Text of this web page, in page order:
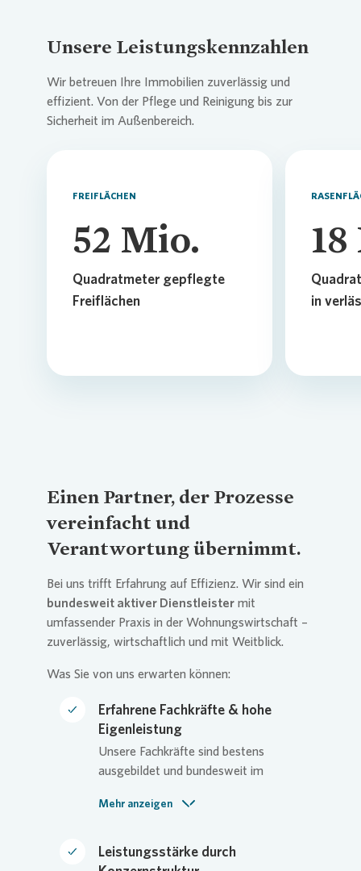
Unsere Leistungskennzahlen
Wir betreuen Ihre Immobilien zuverlässig und
effizient. Von der Pflege und Reinigung bis zur
Sicherheit im Außenbereich.
FREIFLÄCHEN
52 Mio.
Quadratmeter gepflegte
Freiflächen
18
in
Einen Partner, der Prozesse
vereinfacht und
Verantwortung übernimmt.
Bei uns trifft Erfahrung auf Effizienz. Wir sind ein
bundesweit aktiver Dienstleister mit
umfassender Praxis in der Wohnungswirtschaft –
zuverlässig, wirtschaftlich und mit Weitblick.
Was Sie von uns erwarten können:
Erfahrene Fachkräfte & hohe
Eigenleistung
Unsere Fachkräfte sind bestens
ausgebildet und bundesweit im
der Wohnungswirtschaft von der
bis zum Spielplatzmanagement. Der
hohe Eigenleistungsanteil sichert
Mehr anzeigen
Leistungsstärke durch